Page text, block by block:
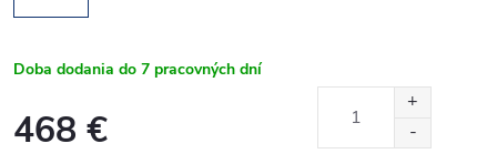
Doba dodania do 7 pracovných dní
468 €